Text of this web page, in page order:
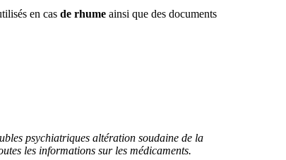
en cas de rhumeainsi que des documents
psychiatriques altération soudaine de la
les informations sur les médicaments.